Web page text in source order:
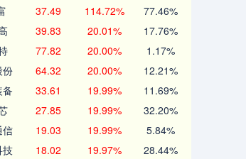
37.49 114.72% 77.46%
39.83 20.01% 17.76%
77.82 20.00% 1.17%
份 64.32 20.00% 12.21%
33.61 19.99% 11.69%
27.85 19.99% 32.20%
信 19.03 19.99% 5.84%
技 18.02 19.97% 28.44%